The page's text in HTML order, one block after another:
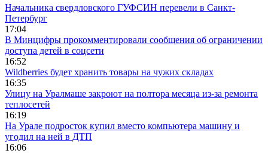
Начальника свердловского ГУФСИН перевели в Санкт-
Петербург
17:04
В Минцифры прокомментировали сообщения об ограничении
доступа детей в соцсети
16:52
Wildberries будет хранить товары на чужих складах
16:35
Улицу на Уралмаше закроют на полтора месяца из-за ремонта
теплосетей
16:19
На Урале подросток купил вместо компьютера машину и
угодил на ней в ДТП
16:06